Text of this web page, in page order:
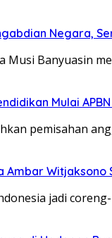
Negara,
Musi Banyuasin
Mulai
pemisahan
Ambar Witjaksono
jadi